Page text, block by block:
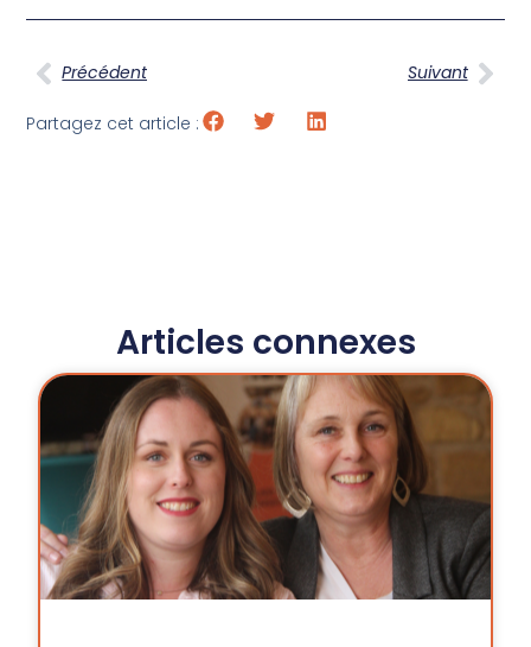
Précédent Suivant
Partagez cet article :
Articles connexes